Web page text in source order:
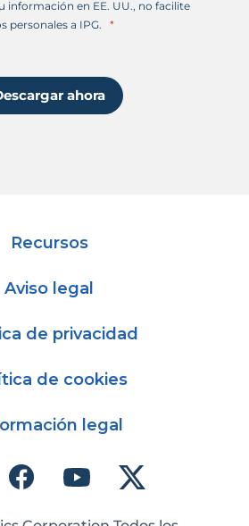
información en EE. UU., no facilite
personales a IPG.
ahora
Recursos
Aviso legal
de privacidad
de cookies
legal